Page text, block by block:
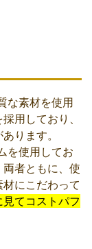
な素材を使用
用しており、
ります。
を使用してお
者ともに、使
にこだわって
てコストパフ